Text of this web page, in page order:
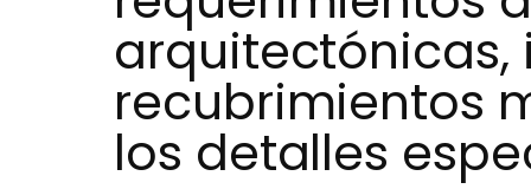
arquitectónicas,
recubrimientos
los detalles